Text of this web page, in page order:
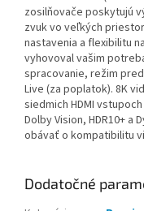
zosilňovače poskytujú
zvuk vo veľkých
nastavenia a flexibilitu
vyhovoval vašim
spracovanie, režim
Live (za poplatok). 8K
siedmich HDMI
Dolby Vision, HDR10+ a
obávať o kompatibilitu
Dodatočné